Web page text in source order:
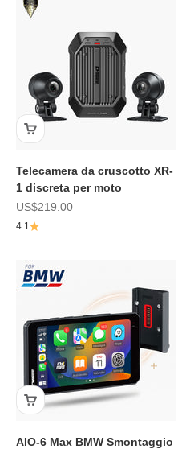
Telecamera da cruscotto XR-
1 discreta per moto
Prezzo scontato
US$219.00
4.1
AIO-6 Max BMW Smontaggio